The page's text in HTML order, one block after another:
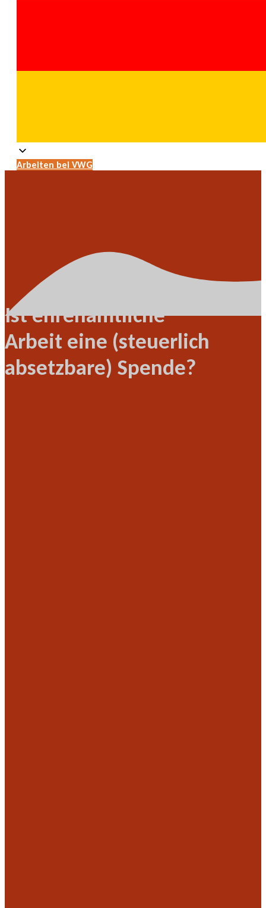
Arbeiten bei VWG
Ist ehrenamtliche
Arbeit eine (steuerlich
absetzbare) Spende?